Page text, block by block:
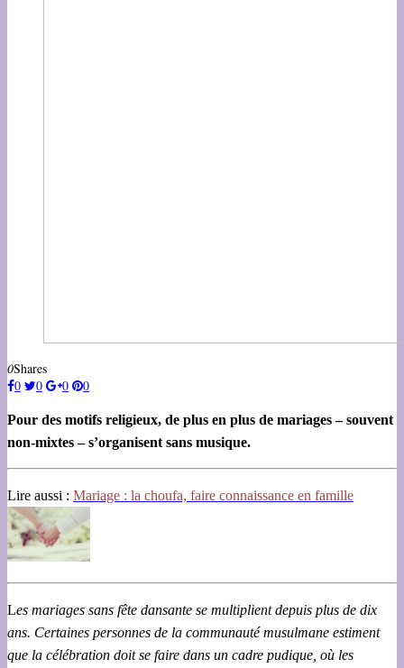
0Shares
0
0 0 0
Pour des motifs religieux, de plus en plus de mariages – souvent
non-mixtes – s’organisent sans musique.
Lire aussi : Mariage : la choufa, faire connaissance en famille
Les mariages sans fête dansante se multiplient depuis plus de dix
ans. Certaines personnes de la communauté musulmane estiment
que la célébration doit se faire dans un cadre pudique, où les